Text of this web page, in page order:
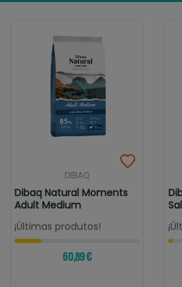
DIBAQ
Dibaq Natural Moments
Adult Medium
¡Últimas produtos!
60,89 €